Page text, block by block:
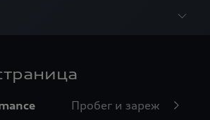
Пробег и зареждане